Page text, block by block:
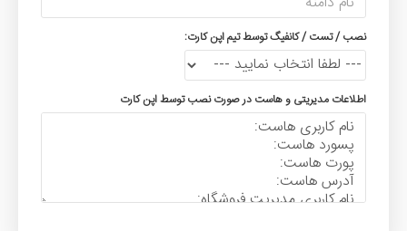
نصب / تست / کانفیگ توسط تیم اپن کارت:
اطلاعات مدیریتی و هاست در صورت نصب توسط اپن کارت